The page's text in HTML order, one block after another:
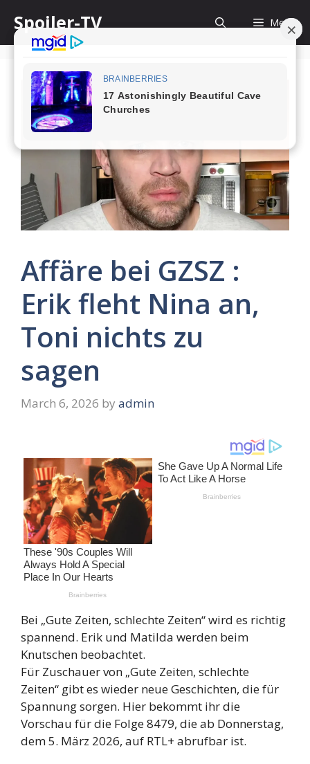
content
Spoiler-TV Menu
Affäre bei GZSZ :
Erik fleht Nina an,
Toni nichts zu
sagen
March 6, 2026 by admin
Bei „Gute Zeiten, schlechte Zeiten“ wird es richtig
spannend. Erik und Matilda werden beim
Knutschen beobachtet.
Für Zuschauer von „Gute Zeiten, schlechte
Zeiten“ gibt es wieder neue Geschichten, die für
Spannung sorgen. Hier bekommt ihr die
Vorschau für die Folge 8479, die ab Donnerstag,
dem 5. März 2026, auf RTL+ abrufbar ist.